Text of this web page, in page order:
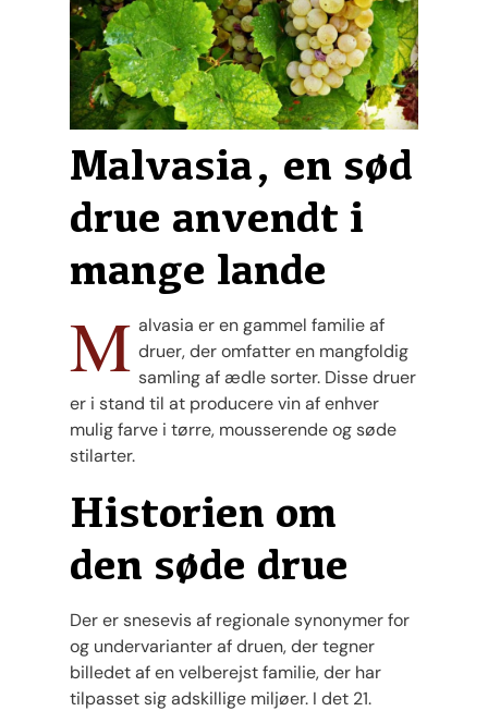
Malvasia, en sød
drue anvendt i
mange lande
M alvasia er en gammel familie af
druer, der omfatter en mangfoldig
samling af ædle sorter. Disse druer
er i stand til at producere vin af enhver
mulig farve i tørre, mousserende og søde
stilarter.
Historien om
den søde drue
Der er snesevis af regionale synonymer for
og undervarianter af druen, der tegner
billedet af en velberejst familie, der har
tilpasset sig adskillige miljøer. I det 21.